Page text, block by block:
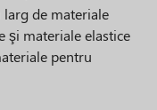
de materiale
şi materiale elastice
pentru